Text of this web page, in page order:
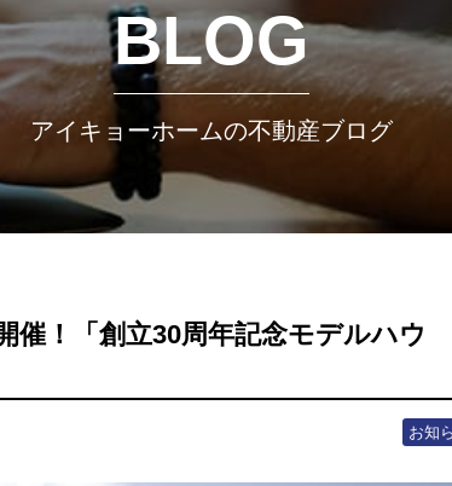
BLOG
アイキョーホームの不動産ブログ
催！「創立30周年記念モデルハウ
お知